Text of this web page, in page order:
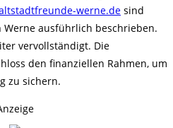
werne.de sind
ausführlich beschrieben.
vervollständigt. Die
den finanziellen Rahmen, um
zu sichern.